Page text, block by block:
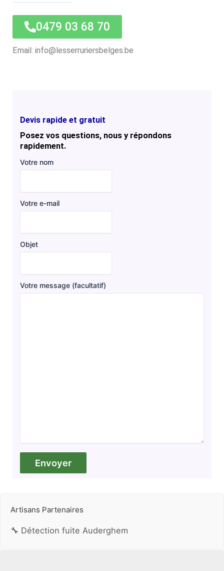
0479 03 68 70
Email: info@lesserruriersbelges.be
Devis rapide et gratuit
Posez vos questions, nous y répondons
rapidement.
Votre nom
Votre e-mail
Objet
Votre message (facultatif)
Artisans Partenaires
🔧 Détection fuite Auderghem